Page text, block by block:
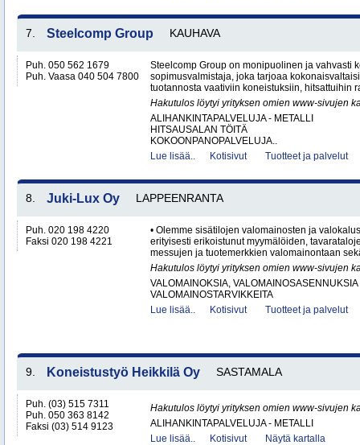
7. Steelcomp Group KAUHAVA
Puh. 050 562 1679
Puh. Vaasa 040 504 7800
Steelcomp Group on monipuolinen ja vahvasti
sopimusvalmistaja, joka tarjoaa
tuotannosta vaativiin koneistuksiin, hitsattuihin
Hakutulos löytyi yrityksen omien www-sivujen
ALIHANKINTAPALVELUJA - METALLI
HITSAUSALAN TÖITÄ
KOKOONPANOPALVELUJA..
Lue lisää..
Kotisivut Tuotteet ja palvelut
8. Juki-Lux Oy LAPPEENRANTA
Puh. 020 198 4220
Faksi 020 198 4221
• Olemme sisätilojen valomainosten ja
erityisesti erikoistunut myymälöiden,
messujen ja tuotemerkkien valomainontaan
Hakutulos löytyi yrityksen omien www-sivujen
VALOMAINOKSIA, VALOMAINOSASENNUKSIA
VALOMAINOSTARVIKKEITA
Lue lisää..
Kotisivut Tuotteet ja palvelut
9. Koneistustyö Heikkilä Oy SASTAMALA
Puh. (03) 515 7311
Puh. 050 363 8142
Faksi (03) 514 9123
Hakutulos löytyi yrityksen omien www-sivujen
ALIHANKINTAPALVELUJA - METALLI
Lue lisää..
Kotisivut Näytä kartalla